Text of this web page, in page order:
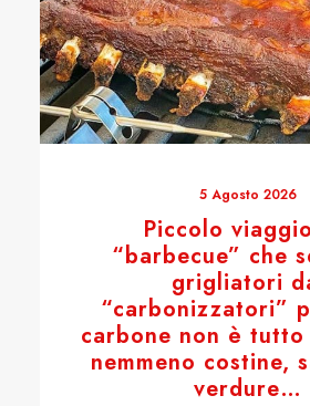
5 Agosto 2026
Piccolo
“barbecue” che
grigliatori
“carbonizzatori”
carbone non è tutto
nemmeno costine,
verdure…